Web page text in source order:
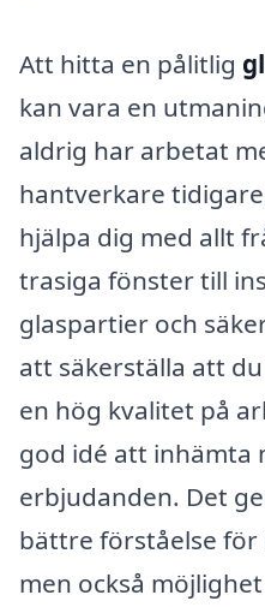
Att hitta en pålitlig
kan vara en
aldrig har arbetat
hantverkare
hjälpa dig med allt
trasiga fönster till
glaspartier och
att säkerställa att
en hög kvalitet på
god idé att inhämta
erbjudanden. Det
bättre förståelse
men också